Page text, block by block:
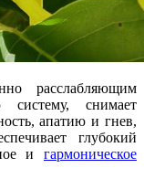
расслабляющим
систему, снимает
апатию и гнев,
глубокий
и гармоническое